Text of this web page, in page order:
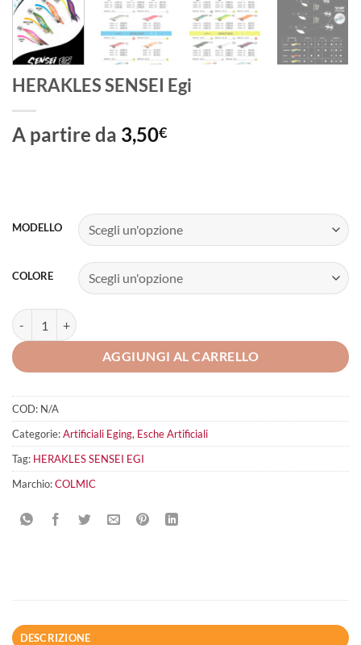
HERAKLES SENSEI Egi
A partire da 3,50€
MODELLO
COLORE
HERAKLES SENSEI Egi quantità
AGGIUNGI AL CARRELLO
COD: N/A
Categorie:Artificiali Eging, Esche Artificiali
Tag: HERAKLES SENSEI EGI
Marchio:COLMIC
DESCRIZIONE